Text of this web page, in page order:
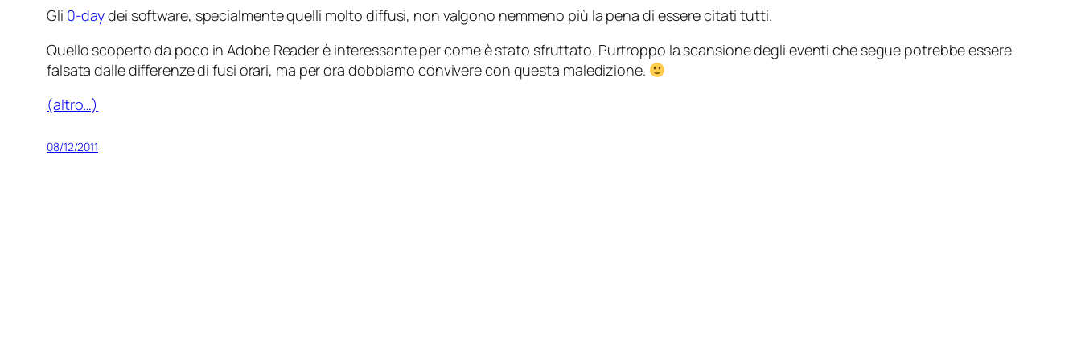
Gli 0-daydei software, specialmente quelli molto diffusi, non valgono nemmeno più la pena di essere citati tutti.
Quello scoperto da poco in Adobe Reader è interessante per come è stato sfruttato. Purtroppo la scansione degli eventi che segue potrebbe essere
falsata dalle differenze di fusi orari, ma per ora dobbiamo convivere con questa maledizione.
(altro…)
08/12/2011